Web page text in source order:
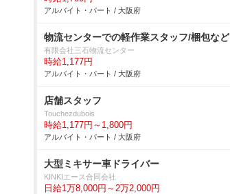
アルバイト・パート / 大阪府
物流センターでの軽作業スタッフ/梱包など
有限会社三石物流センター
時給1,177円
アルバイト・パート / 大阪府
店舗スタッフ
Touchezdubois
時給1,177円～1,800円
アルバイト・パート / 大阪府
大型ミキサー車ドライバー
KINKIエース合同会社
日給1万8,000円～2万2,000円